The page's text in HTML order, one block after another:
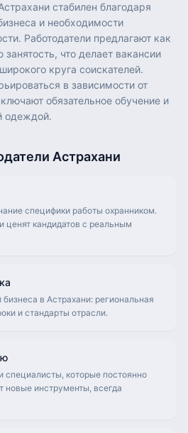
стабилен благодаря
и необходимости
Работодатели предлагают как
что делает вакансии
круга соискателей.
в зависимости от
обязательное обучение и
одеждой.
Астрахани
специфики работы охранником.
ценят кандидатов с реальным
в Астрахани: региональная
и стандарты отрасли.
специалисты, которые постоянно
новые инструменты, всегда